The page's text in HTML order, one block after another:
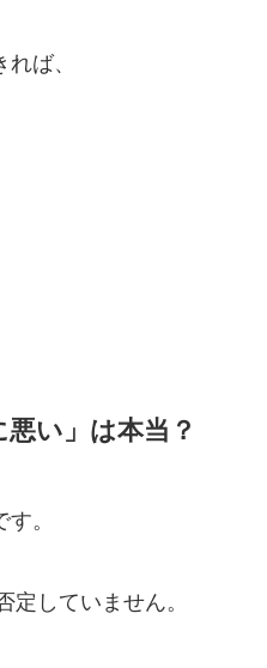
ば、
悪い」は本当？
。
していません。